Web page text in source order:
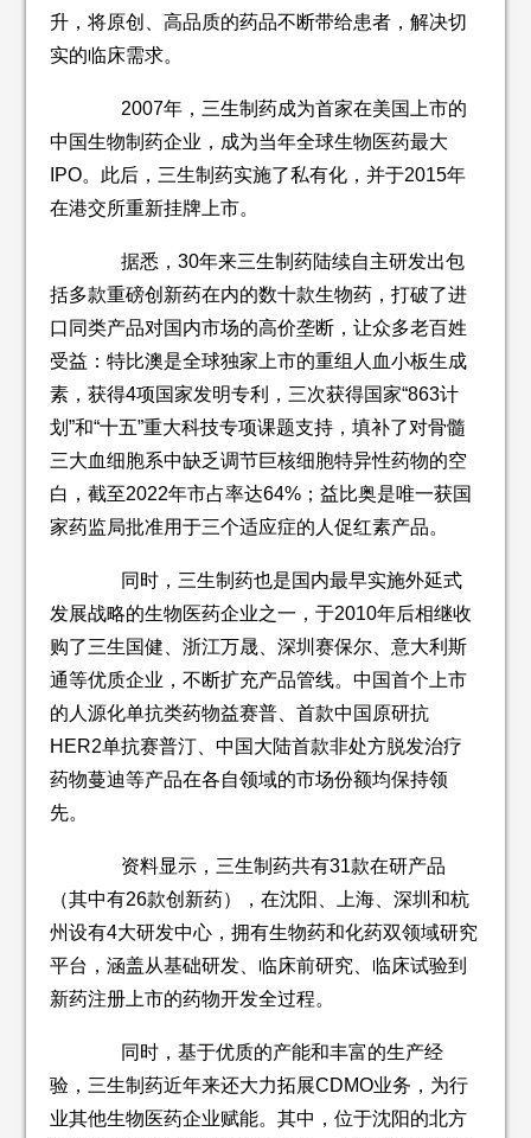
升，将原创、高品质的药品不断带给患者，解决切
实的临床需求。
2007年，三生制药成为首家在美国上市的
中国生物制药企业，成为当年全球生物医药最大
IPO。此后，三生制药实施了私有化，并于2015年
在港交所重新挂牌上市。
据悉，30年来三生制药陆续自主研发出包
括多款重磅创新药在内的数十款生物药，打破了进
口同类产品对国内市场的高价垄断，让众多老百姓
受益：特比澳是全球独家上市的重组人血小板生成
素，获得4项国家发明专利，三次获得国家“863计
划”和“十五”重大科技专项课题支持，填补了对骨髓
三大血细胞系中缺乏调节巨核细胞特异性药物的空
白，截至2022年市占率达64%；益比奥是唯一获国
家药监局批准用于三个适应症的人促红素产品。
同时，三生制药也是国内最早实施外延式
发展战略的生物医药企业之一，于2010年后相继收
购了三生国健、浙江万晟、深圳赛保尔、意大利斯
通等优质企业，不断扩充产品管线。中国首个上市
的人源化单抗类药物益赛普、首款中国原研抗
HER2单抗赛普汀、中国大陆首款非处方脱发治疗
药物蔓迪等产品在各自领域的市场份额均保持领
先。
资料显示，三生制药共有31款在研产品
（其中有26款创新药），在沈阳、上海、深圳和杭
州设有4大研发中心，拥有生物药和化药双领域研究
平台，涵盖从基础研发、临床前研究、临床试验到
新药注册上市的药物开发全过程。
同时，基于优质的产能和丰富的生产经
验，三生制药近年来还大力拓展CDMO业务，为行
业其他生物医药企业赋能。其中，位于沈阳的北方